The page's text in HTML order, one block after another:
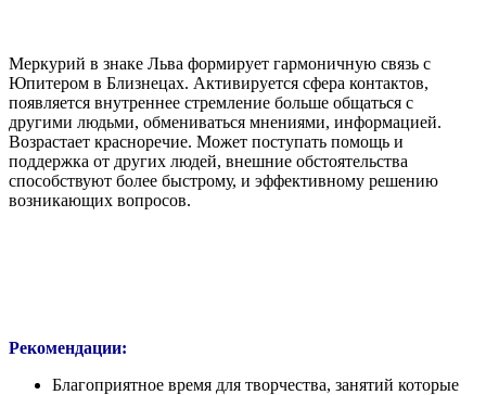
Меркурий в знаке Льва формирует гармоничную связь с
Юпитером в Близнецах. Активируется сфера контактов,
появляется внутреннее стремление больше общаться с
другими людьми, обмениваться мнениями, информацией.
Возрастает красноречие. Может поступать помощь и
поддержка от других людей, внешние обстоятельства
способствуют более быстрому, и эффективному решению
возникающих вопросов.
Рекомендации:
Благоприятное время для творчества, занятий которые